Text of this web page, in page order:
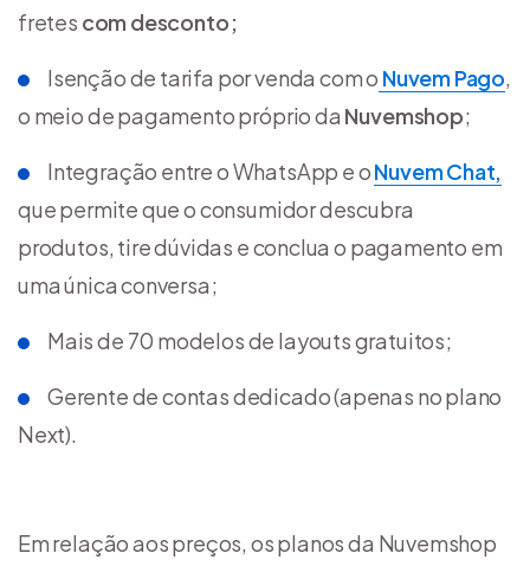
fretes com desconto;
Isenção de tarifa por venda com o Nuvem Pago,
o meio de pagamento próprio da Nuvemshop;
Integração entre o WhatsApp e oNuvem Chat,
que permite que o consumidor descubra
produtos, tire dúvidas e conclua o pagamento em
uma única conversa;
Mais de 70 modelos de layouts gratuitos;
Gerente de contas dedicado (apenas no plano
Next).
Em relação aos preços, os planos da Nuvemshop